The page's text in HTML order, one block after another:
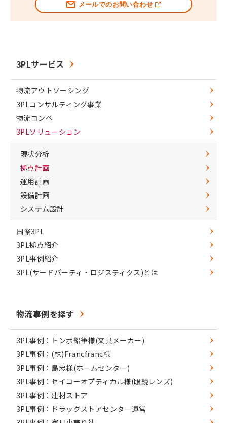
メールでのお問い合わせ
3PLサービス
物流アウトソーシング
3PLコンサルティング事業
物流コンペ
3PLソリューション
現状分析
拠点計画
運用計画
設備計画
システム設計
国際3PL
3PL拠点紹介
3PL事例紹介
3PL(サードパーティ・ロジスティクス)とは
物流事例を探す
3PL事例：トンボ鉛筆様(文具メーカー)
3PL事例：(株)Francfranc様
3PL事例：島忠様(ホームセンター)
3PL事例：セイコーオプティカル様(眼鏡レンズ)
3PL事例：建材ストア
3PL事例：ドラッグストアセンター運営